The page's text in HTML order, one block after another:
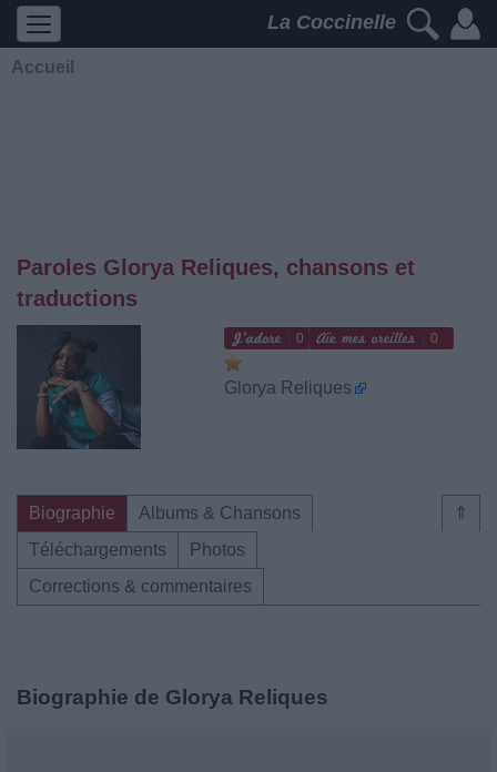
La Coccinelle
Accueil
Paroles Glorya Reliques, chansons et
traductions
0 0
Glorya Reliques
⇑
Biographie
Albums & Chansons
Téléchargements
Photos
Corrections & commentaires
Biographie de Glorya Reliques